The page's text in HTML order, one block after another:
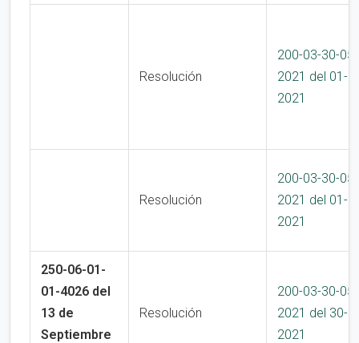
Resolución
200-03-30-
2021 del 01-
2021
Resolución
200-03-30-
2021 del 01-
2021
250-06-01-
01-4026 del
13 de
Septiembre
Resolución
200-03-30-
2021 del 30-
2021